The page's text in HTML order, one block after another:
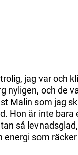
jag var och
nyligen, och de
Malin som jag
Hon är inte bara
så
energi som